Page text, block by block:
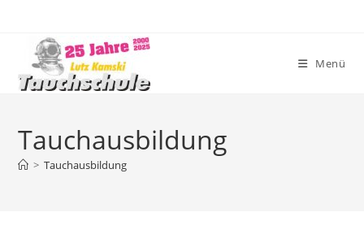
springen
Menü
Tauchausbildung
> Tauchausbildung